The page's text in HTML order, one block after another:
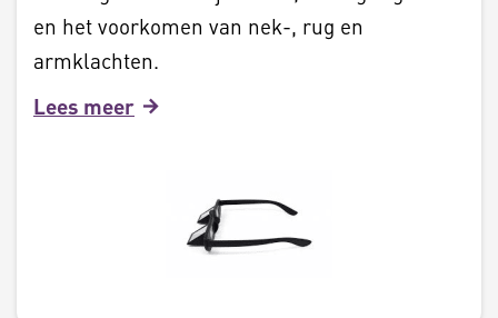
en het voorkomen van nek-, rug en
armklachten.
Lees meer